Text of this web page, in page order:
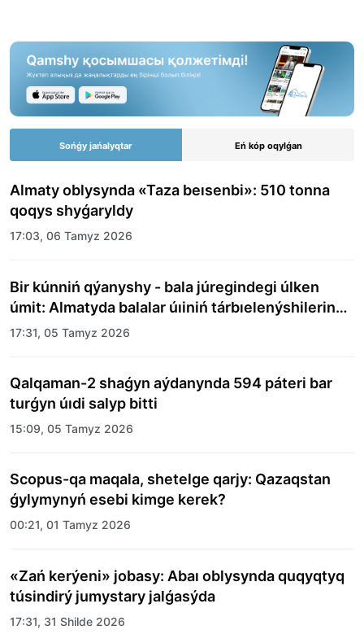
Sońǵy jańalyqtar Eń kóp oqylǵan
Almaty oblysynda «Taza beısenbi»: 510 tonna
qoqys shyǵaryldy
17:03, 06 Tamyz 2026
Bir kúnniń qýanyshy - bala júregindegi úlken
úmit: Almatyda balalar úıiniń tárbıelenýshilerine
merekelik kún uıymdastyryldy
17:31, 05 Tamyz 2026
Qalqaman-2 shaǵyn aýdanynda 594 páteri bar
turǵyn úıdi salyp bitti
15:09, 05 Tamyz 2026
Scopus-qa maqala, shetelge qarjy: Qazaqstan
ǵylymynyń esebi kimge kerek?
00:21, 01 Tamyz 2026
«Zań kerýeni» jobasy: Abaı oblysynda quqyqtyq
túsindirý jumystary jalǵasýda
17:31, 31 Shilde 2026